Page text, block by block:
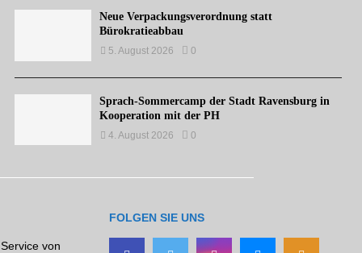
Neue Verpackungsverordnung statt
Bürokratieabbau
5. August 2026 0
Sprach-Sommercamp der Stadt Ravensburg in
Kooperation mit der PH
4. August 2026 0
von
FOLGEN SIE UNS